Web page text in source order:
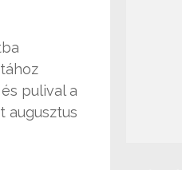
pulival a
augusztus